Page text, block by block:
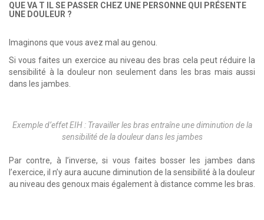
QUE VA T IL SE PASSER CHEZ UNE PERSONNE QUI PRÉSENTE
UNE DOULEUR ?
Imaginons que vous avez mal au genou.
Si vous faites un exercice au niveau des bras cela peut réduire la
sensibilité à la douleur non seulement dans les bras mais aussi
dans les jambes.
Exemple d’effet EIH : Travailler les bras entraîne une diminution de la
sensibilité de la douleur dans les jambes
Par contre, à l’inverse, si vous faites bosser les jambes dans
l’exercice, il n’y aura aucune diminution de la sensibilité à la douleur
au niveau des genoux mais également à distance comme les bras.